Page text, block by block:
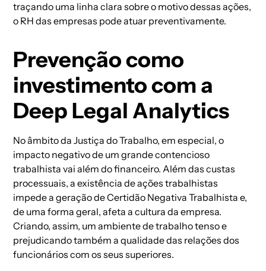
traçando uma linha clara sobre o motivo dessas ações,
o RH das empresas pode atuar preventivamente.
Prevenção como
investimento com a
Deep Legal Analytics
No âmbito da Justiça do Trabalho, em especial, o
impacto negativo de um grande contencioso
trabalhista vai além do financeiro. Além das custas
processuais, a existência de ações trabalhistas
impede a geração de Certidão Negativa Trabalhista e,
de uma forma geral, afeta a cultura da empresa.
Criando, assim, um ambiente de trabalho tenso e
prejudicando também a qualidade das relações dos
funcionários com os seus superiores.